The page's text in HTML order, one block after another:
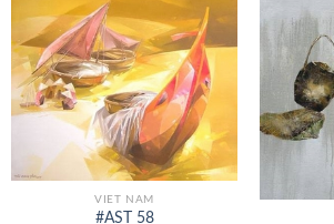
VIET NAM
#AST 58